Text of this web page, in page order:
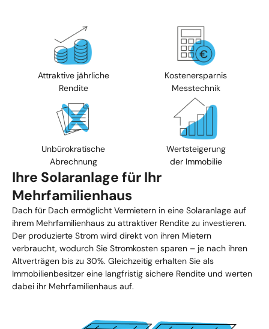
Attraktive jährliche
Rendite
Kostenersparnis
Messtechnik
Unbürokratische
Abrechnung
Wertsteigerung
der Immobilie
Ihre Solaranlage für Ihr
Mehrfamilienhaus
Dach für Dach ermöglicht Vermietern in eine Solaranlage auf
ihrem Mehrfamilienhaus zu attraktiver Rendite zu investieren.
Der produzierte Strom wird direkt von ihren Mietern
verbraucht, wodurch Sie Stromkosten sparen – je nach ihren
Altverträgen bis zu 30%. Gleichzeitig erhalten Sie als
Immobilienbesitzer eine langfristig sichere Rendite und werten
dabei ihr Mehrfamilienhaus auf.